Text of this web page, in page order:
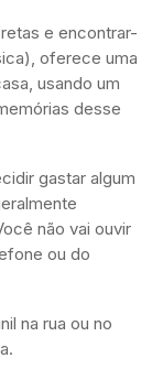
e encontrar-
oferece uma
usando um
desse
gastar algum
não vai ouvir
ou do
na rua ou no